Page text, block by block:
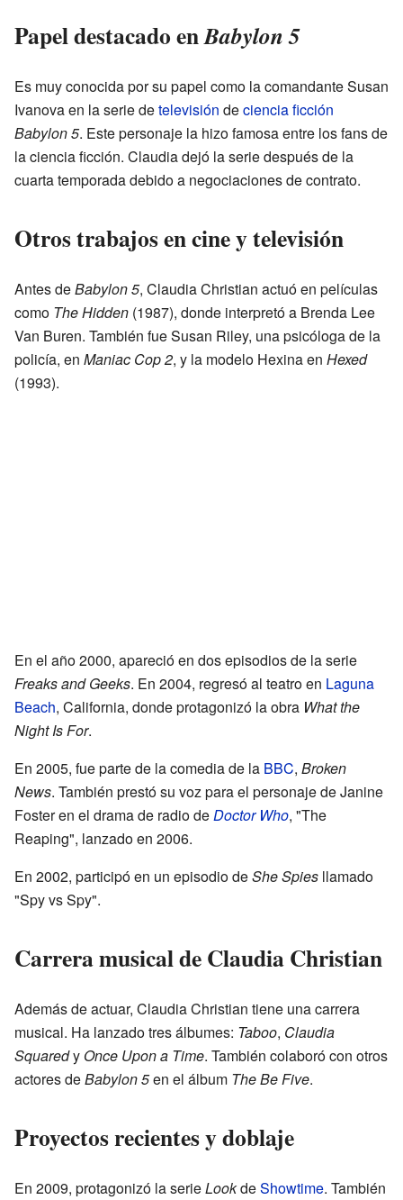
Papel destacado enBabylon 5
Es muy conocida por su papel como la comandante Susan
Ivanova en la serie detelevisión deciencia ficción
Babylon 5. Este personaje la hizo famosa entre los fans de
la ciencia ficción. Claudia dejó la serie después de la
cuarta temporada debido a negociaciones de contrato.
Otros trabajos en cine y televisión
Antes deBabylon 5, Claudia Christian actuó en películas
como The Hidden (1987), donde interpretó a Brenda Lee
Van Buren. También fue Susan Riley, una psicóloga de la
policía, en Maniac Cop 2, y la modelo Hexina en Hexed
(1993).
En el año 2000, apareció en dos episodios de la serie
Freaks and Geeks. En 2004, regresó al teatro en Laguna
Beach, California, donde protagonizó la obra What the
Night Is For.
En 2005, fue parte de la comedia de la BBC, Broken
News. También prestó su voz para el personaje de Janine
Foster en el drama de radio deDoctor Who, "The
Reaping", lanzado en 2006.
En 2002, participó en un episodio deShe Spies llamado
"Spy vs Spy".
Carrera musical de Claudia Christian
Además de actuar, Claudia Christian tiene una carrera
musical. Ha lanzado tres álbumes: Taboo, Claudia
Squaredy Once Upon a Time. También colaboró con otros
actores deBabylon 5en el álbum The Be Five.
Proyectos recientes y doblaje
En 2009, protagonizó la serieLookdeShowtime. También